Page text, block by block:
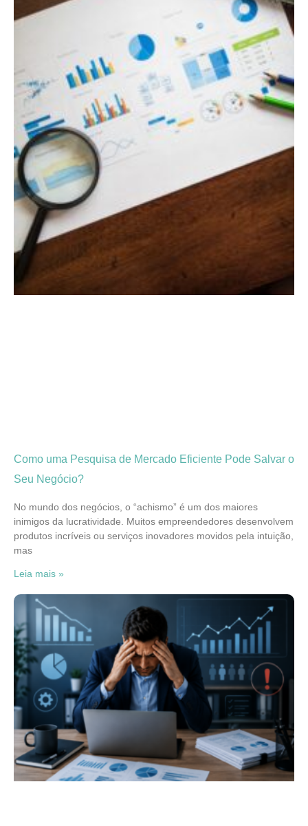
Como uma Pesquisa de Mercado Eficiente Pode Salvar o
Seu Negócio?
No mundo dos negócios, o “achismo” é um dos maiores
inimigos da lucratividade. Muitos empreendedores desenvolvem
produtos incríveis ou serviços inovadores movidos pela intuição,
mas
Leia mais »